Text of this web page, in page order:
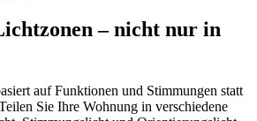
– nicht nur in
auf Funktionen und Stimmungen statt
Sie Ihre Wohnung in verschiedene